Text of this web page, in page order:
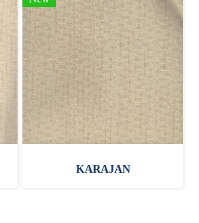
KARAJAN